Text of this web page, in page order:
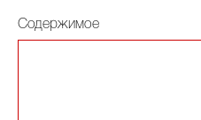
Содержимое